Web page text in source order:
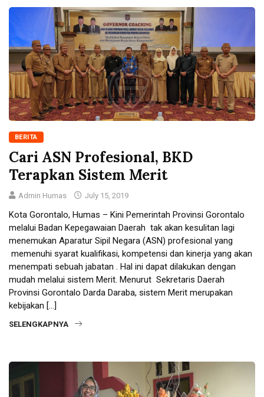
BERITA
Cari ASN Profesional, BKD
Terapkan Sistem Merit
Admin Humas July 15, 2019
Kota Gorontalo, Humas – Kini Pemerintah Provinsi Gorontalo
melalui Badan Kepegawaian Daerah tak akan kesulitan lagi
menemukan Aparatur Sipil Negara (ASN) profesional yang
memenuhi syarat kualifikasi, kompetensi dan kinerja yang akan
menempati sebuah jabatan . Hal ini dapat dilakukan dengan
mudah melalui sistem Merit. Menurut Sekretaris Daerah
Provinsi Gorontalo Darda Daraba, sistem Merit merupakan
kebijakan […]
SELENGKAPNYA